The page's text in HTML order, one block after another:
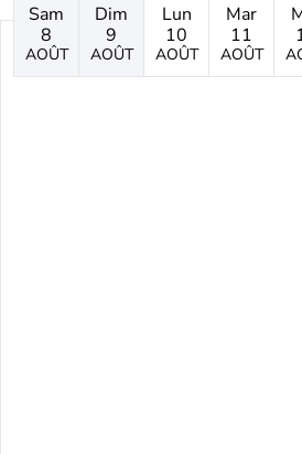
Sam
8
AOÛT
Dim
9
AOÛT
Lun
10
AOÛT
Mar
11
AOÛT